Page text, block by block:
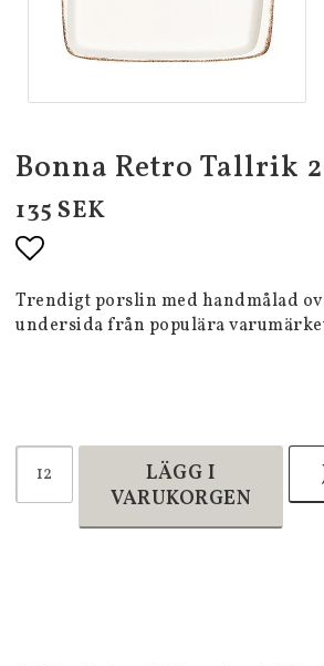
Bonna Retro Tallrik
135 SEK
Lägg till i favoritlistan
Trendigt porslin med handmålad
undersida från populära
LÄGG I
VARUKORGEN